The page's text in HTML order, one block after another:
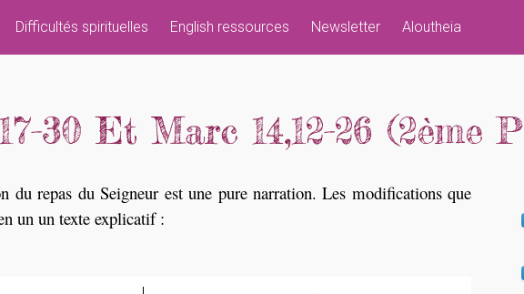
Difficultés spirituelles English ressources Newsletter Aloutheia
30 Et Marc 14,12-26 (2ème
repas du Seigneur est une pure narration. Les modifications que
un un texte explicatif :